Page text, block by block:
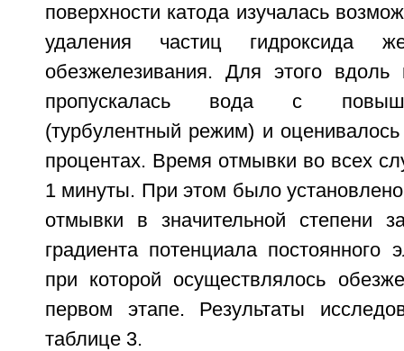
поверхности катода изучалась
удаления частиц гидроксида
обезжелезивания. Для этого вдоль
пропускалась вода с
(турбулентный режим) и
процентах. Время отмывки во всех
1 минуты. При этом было
отмывки в значительной степени
градиента потенциала постоянного
при которой осуществлялось
первом этапе. Результаты
таблице 3.